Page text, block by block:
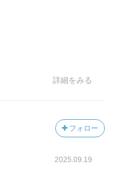
詳細をみる
フォロー
2025.09.19